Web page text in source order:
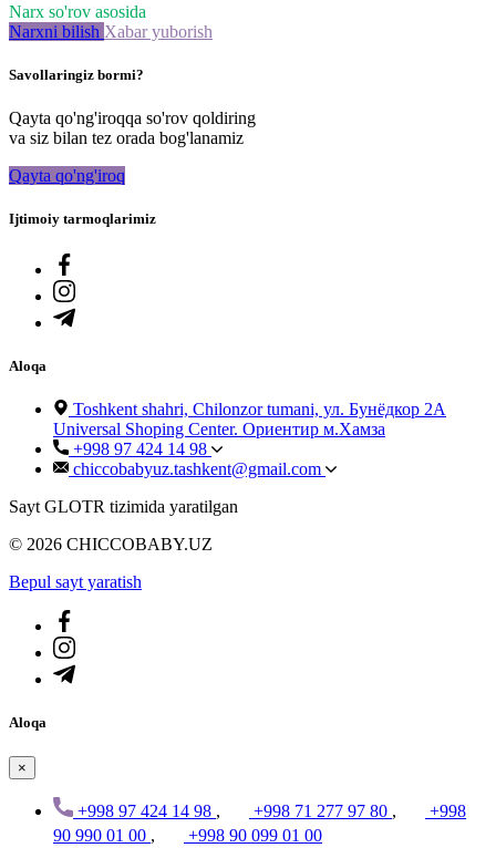
Narx so'rov asosida
Narxni bilish Xabar yuborish
Savollaringiz bormi?
Qayta qo'ng'iroqqa so'rov qoldiring
va siz bilan tez orada bog'lanamiz
Qayta qo'ng'iroq
Ijtimoiy tarmoqlarimiz
Aloqa
Toshkent shahri, Chilonzor tumani, ул. Бунёдкор 2А
Universal Shoping Center. Ориентир м.Хамза
+998 97 424 14 98
chiccobabyuz.tashkent@gmail.com
Sayt GLOTR tizimida yaratilgan
© 2026 CHICCOBABY.UZ
Bepul sayt yaratish
Aloqa
×
+998 97 424 14 98 , +998 71 277 97 80 ,
+998
90 990 01 00 ,
+998 90 099 01 00